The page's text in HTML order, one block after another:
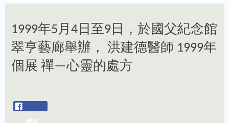
1999年5月4日至9日，於國父紀念館
翠亨藝廊舉辦， 洪建德醫師 1999年
個展 禪—心靈的處方